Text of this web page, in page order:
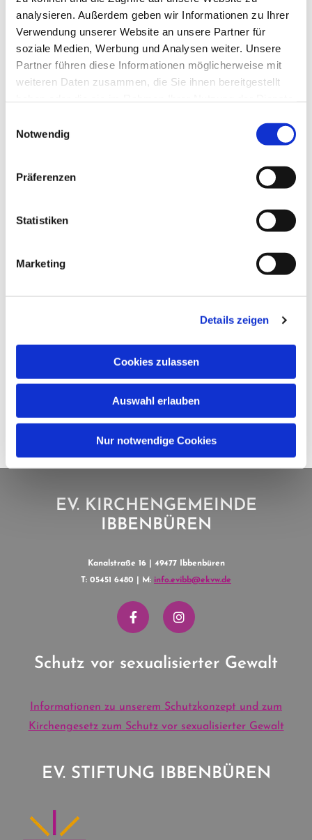
analysieren. Außerdem geben wir Informationen zu Ihrer
Verwendung unserer Website an unsere Partner für
soziale Medien, Werbung und Analysen weiter. Unsere
Partner führen diese Informationen möglicherweise mit
weiteren Daten zusammen, die Sie ihnen bereitgestellt
Notwendig
Präferenzen
Statistiken
Marketing
Details zeigen
Cookies zulassen
Auswahl erlauben
Nur notwendige Cookies
Dies könnte Sie auch
interessieren
EV. KIRCHENGEMEINDE
IBBENBÜREN
Kanalstraße 16 | 49477 Ibbenbüren
T: 05451 6480 | M: info.evibb@ekvw.de
Schutz vor sexualisierter Gewalt
Informationen zu unserem Schutzkonzept und zum
Kirchengesetz zum Schutz vor sexualisierter Gewalt
EV. STIFTUNG IBBENBÜREN